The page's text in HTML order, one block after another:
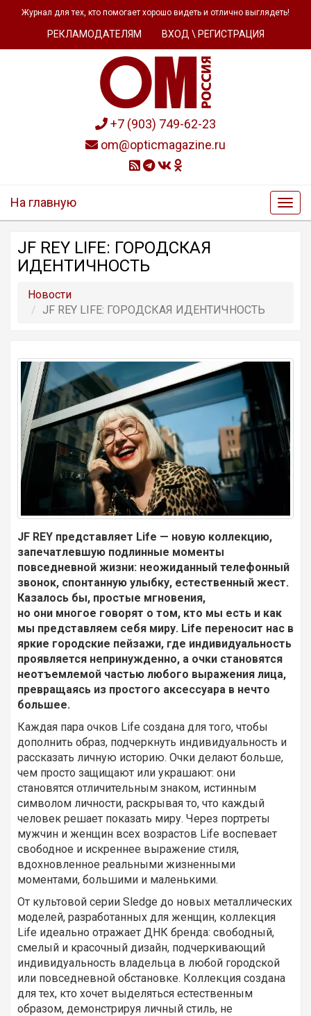
Журнал для тех, кто помогает хорошо видеть и отлично выглядеть!
РЕКЛАМОДАТЕЛЯМ ВХОД \ РЕГИСТРАЦИЯ
+7 (903) 749-62-23
om@opticmagazine.ru
На главную
JF REY LIFE: ГОРОДСКАЯ
ИДЕНТИЧНОСТЬ
Новости
JF REY LIFE: ГОРОДСКАЯ ИДЕНТИЧНОСТЬ
JF REY представляет Life — новую коллекцию,
запечатлевшую подлинные моменты
повседневной жизни: неожиданный телефонный
звонок, спонтанную улыбку, естественный жест.
Казалось бы, простые мгновения,
но они многое говорят о том, кто мы есть и как
мы представляем себя миру. Life переносит нас в
яркие городские пейзажи, где индивидуальность
проявляется непринужденно, а очки становятся
неотъемлемой частью любого выражения лица,
превращаясь из простого аксессуара в нечто
большее.
Каждая пара очков Life создана для того, чтобы
дополнить образ, подчеркнуть индивидуальность и
рассказать личную историю. Очки делают больше,
чем просто защищают или украшают: они
становятся отличительным знаком, истинным
символом личности, раскрывая то, что каждый
человек решает показать миру. Через портреты
мужчин и женщин всех возрастов Life воспевает
свободное и искреннее выражение стиля,
вдохновленное реальными жизненными
моментами, большими и маленькими.
От культовой серии Sledge до новых металлических
моделей, разработанных для женщин, коллекция
Life идеально отражает ДНК бренда: свободный,
смелый и красочный дизайн, подчеркивающий
индивидуальность владельца в любой городской
или повседневной обстановке. Коллекция создана
для тех, кто хочет выделяться естественным
образом, демонстрируя личный стиль, не